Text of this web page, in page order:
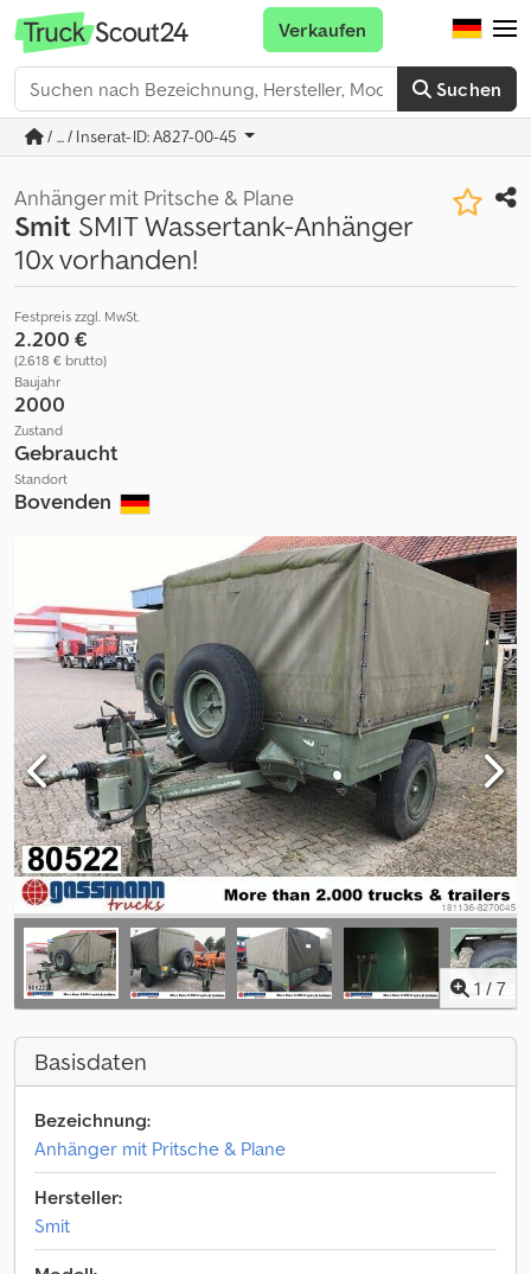
Suchen
Verkaufen
/ ... / Inserat-ID: A827-00-45
Anhänger mit Pritsche & Plane
Smit SMIT Wassertank-Anhänger
10x vorhanden!
Festpreis zzgl. MwSt.
2.200 €
(2.618 € brutto)
Baujahr
2000
Zustand
Gebraucht
Standort
Bovenden
1 / 7
Basisdaten
Bezeichnung:
Anhänger mit Pritsche & Plane
Hersteller:
Smit